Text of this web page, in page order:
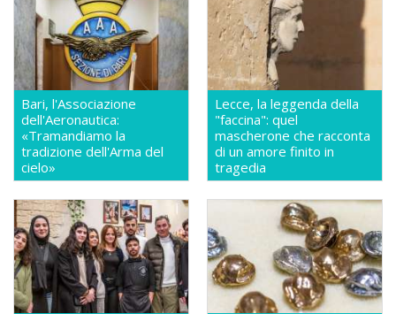
Bari, l'Associazione
dell'Aeronautica:
«Tramandiamo la
tradizione dell'Arma del
cielo»
Lecce, la leggenda della
"faccina": quel
mascherone che racconta
di un amore finito in
tragedia